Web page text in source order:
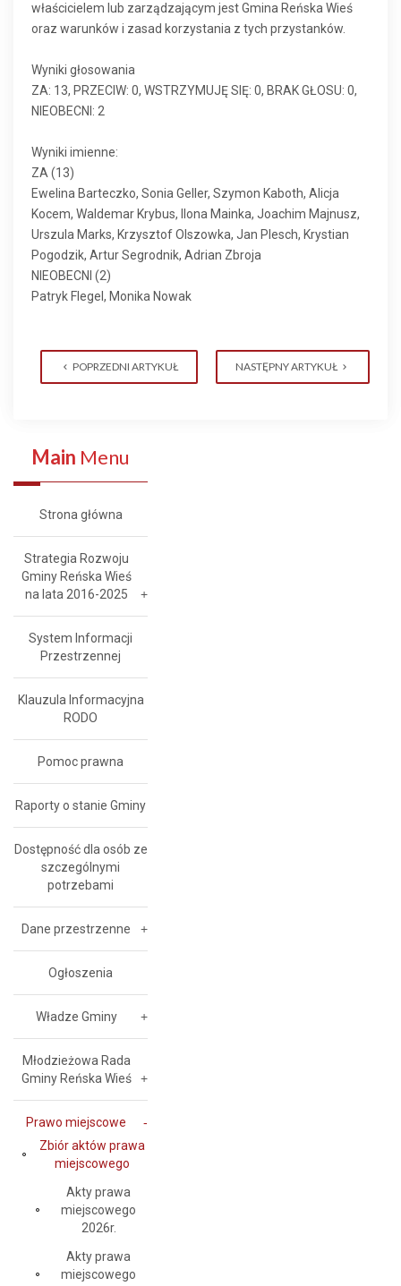
właścicielem lub zarządzającym jest Gmina Reńska Wieś
oraz warunków i zasad korzystania z tych przystanków.
Wyniki głosowania
ZA: 13, PRZECIW: 0, WSTRZYMUJĘ SIĘ: 0, BRAK GŁOSU: 0,
NIEOBECNI: 2
Wyniki imienne:
ZA (13)
Ewelina Barteczko, Sonia Geller, Szymon Kaboth, Alicja
Kocem, Waldemar Krybus, Ilona Mainka, Joachim Majnusz,
Urszula Marks, Krzysztof Olszowka, Jan Plesch, Krystian
Pogodzik, Artur Segrodnik, Adrian Zbroja
NIEOBECNI (2)
Patryk Flegel, Monika Nowak
POPRZEDNI ARTYKUŁ NASTĘPNY ARTYKUŁ
Main Menu
Strona główna
Strategia Rozwoju
Gminy Reńska Wieś
na lata 2016-2025
System Informacji
Przestrzennej
Klauzula Informacyjna
RODO
Pomoc prawna
Raporty o stanie Gminy
Dostępność dla osób ze
szczególnymi
potrzebami
Dane przestrzenne
Ogłoszenia
Władze Gminy
Młodzieżowa Rada
Gminy Reńska Wieś
Prawo miejscowe
Zbiór aktów prawa
miejscowego
Akty prawa
miejscowego
2026r.
Akty prawa
miejscowego